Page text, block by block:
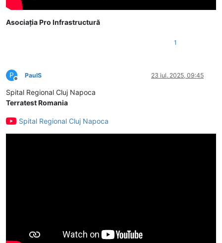
Asociația Pro Infrastructură
1
P
Deconectat
PaulS 23 iul. 2025, 09:45
Spital Regional Cluj Napoca
Terratest Romania
Spital Regional Cluj Napoca